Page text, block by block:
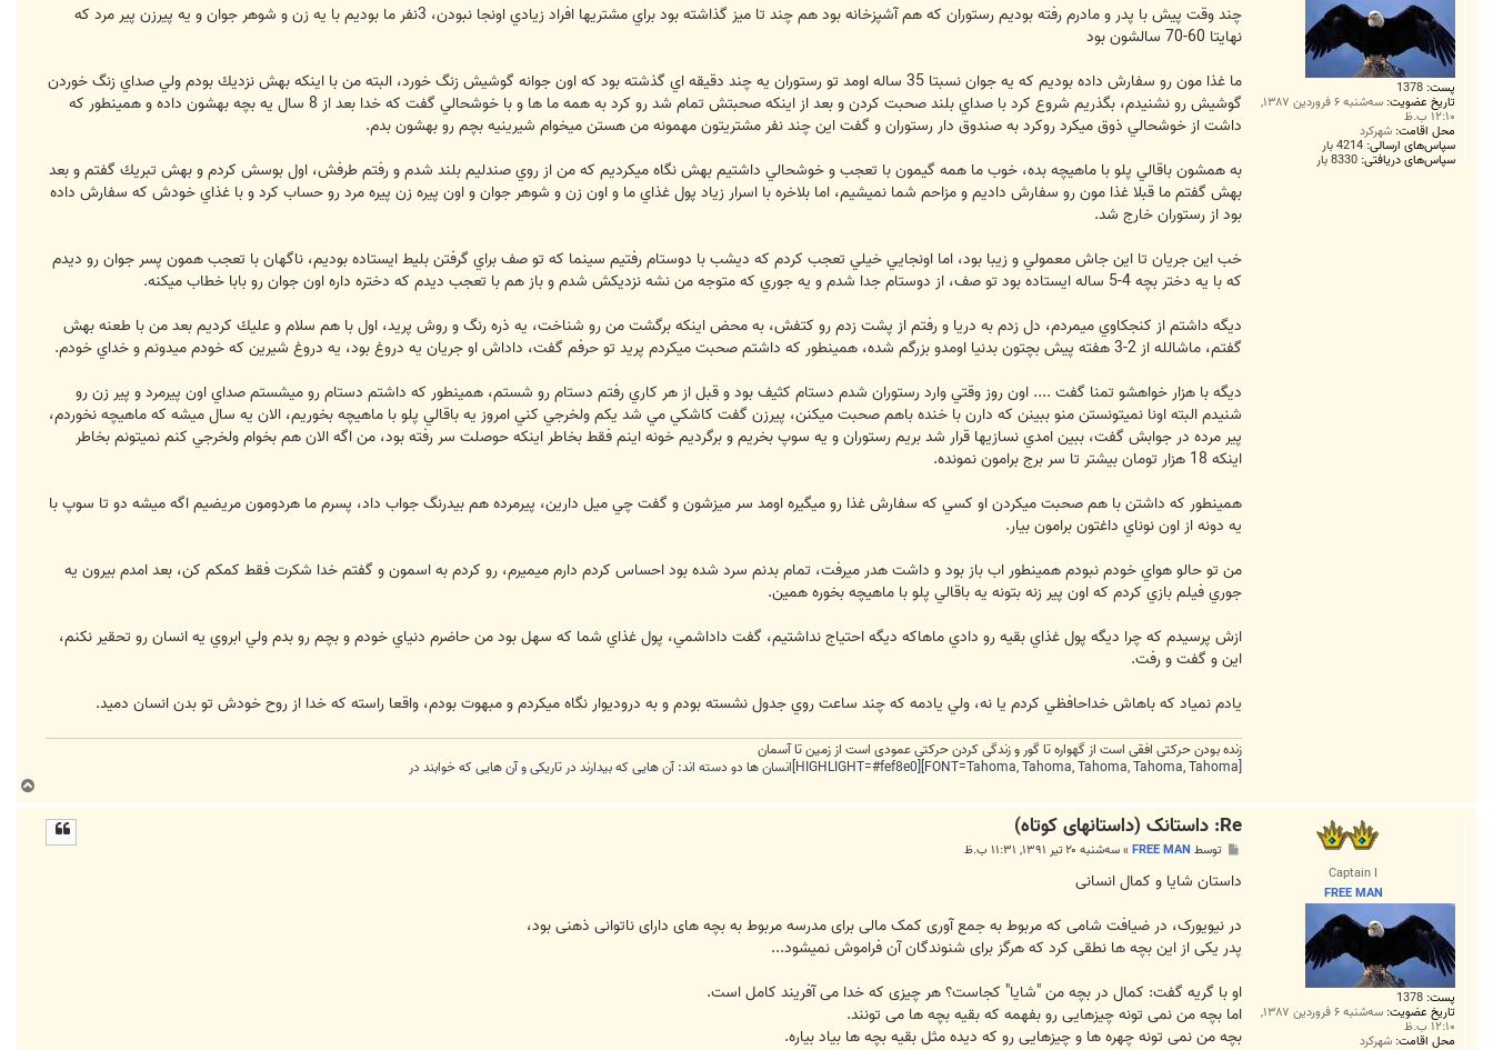
پست: 1378
تاریخ عضویت: سه‌شنبه ۶ فروردین ۱۳۸۷,
۱۲:۱۰ ب.ظ
محل اقامت: شهرکرد
سپاس‌های ارسالی: 4214 بار
سپاس‌های دریافتی: 8330 بار
چند وقت پيش با پدر و مادرم رفته بوديم رستوران كه هم آشپزخانه بود هم چند تا ميز گذاشته بود براي مشتريها افراد زيادي اونجا نبودن، 3نفر ما بوديم با يه زن و شوهر جوان و يه پيرزن پير مرد كه
نهايتا 60-70 سالشون بود
ما غذا مون رو سفارش داده بوديم كه يه جوان نسبتا 35 ساله اومد تو رستوران يه چند دقيقه اي گذشته بود كه اون جوانه گوشيش زنگ خورد، البته من با اينكه بهش نزديك بودم ولي صداي زنگ خوردن
گوشيش رو نشنيدم، بگذريم شروع كرد با صداي بلند صحبت كردن و بعد از اينكه صحبتش تمام شد رو كرد به همه ما ها و با خوشحالي گفت كه خدا بعد از 8 سال يه بچه بهشون داده و همينطور كه
داشت از خوشحالي ذوق ميكرد روكرد به صندوق دار رستوران و گفت اين چند نفر مشتريتون مهمونه من هستن ميخوام شيرينيه بچم رو بهشون بدم.
به همشون باقالي پلو با ماهيچه بده، خوب ما همه گيمون با تعجب و خوشحالي داشتيم بهش نگاه ميكرديم كه من از روي صندليم بلند شدم و رفتم طرفش، اول بوسش كردم و بهش تبريك گفتم و بعد
بهش گفتم ما قبلا غذا مون رو سفارش داديم و مزاحم شما نميشيم، اما بلاخره با اسرار زياد پول غذاي ما و اون زن و شوهر جوان و اون پيره زن پيره مرد رو حساب كرد و با غذاي خودش كه سفارش داده
بود از رستوران خارج شد.
خب اين جريان تا اين جاش معمولي و زيبا بود، اما اونجايي خيلي تعجب كردم كه ديشب با دوستام رفتيم سينما كه تو صف براي گرفتن بليط ايستاده بوديم، ناگهان با تعجب همون پسر جوان رو ديدم
كه با يه دختر بچه 4-5 ساله ايستاده بود تو صف، از دوستام جدا شدم و يه جوري كه متوجه من نشه نزديكش شدم و باز هم با تعجب ديدم كه دختره داره اون جوان رو بابا خطاب ميكنه.
ديگه داشتم از كنجكاوي ميمردم، دل زدم به دريا و رفتم از پشت زدم رو كتفش، به محض اينكه برگشت من رو شناخت، يه ذره رنگ و روش پريد، اول با هم سلام و عليك كرديم بعد من با طعنه بهش
گفتم، ماشالله از 2-3 هفته پيش بچتون بدنيا اومدو بزرگم شده، همينطور كه داشتم صحبت ميكردم پريد تو حرفم گفت، داداش او جريان يه دروغ بود، يه دروغ شيرين كه خودم ميدونم و خداي خودم.
ديگه با هزار خواهشو تمنا گفت .... اون روز وقتي وارد رستوران شدم دستام كثيف بود و قبل از هر كاري رفتم دستام رو شستم، همينطور كه داشتم دستام رو ميشستم صداي اون پيرمرد و پير زن رو
شنيدم البته اونا نميتونستن منو ببينن كه دارن با خنده باهم صحبت ميكنن، پيرزن گفت كاشكي مي شد يكم ولخرجي كني امروز يه باقالي پلو با ماهيچه بخوريم، الان يه سال ميشه كه ماهيچه نخوردم،
پير مرده در جوابش گفت، ببين امدي نسازيها قرار شد بريم رستوران و يه سوپ بخريم و برگرديم خونه اينم فقط بخاطر اينكه حوصلت سر رفته بود، من اگه الان هم بخوام ولخرجي كنم نميتونم بخاطر
اينكه 18 هزار تومان بيشتر تا سر برج برامون نمونده.
همينطور كه داشتن با هم صحبت ميكردن او كسي كه سفارش غذا رو ميگيره اومد سر ميزشون و گفت چي ميل دارين، پيرمرده هم بيدرنگ جواب داد، پسرم ما هردومون مريضيم اگه ميشه دو تا سوپ با
يه دونه از اون نوناي داغتون برامون بيار.
من تو حالو هواي خودم نبودم همينطور اب باز بود و داشت هدر ميرفت، تمام بدنم سرد شده بود احساس كردم دارم ميميرم، رو كردم به اسمون و گفتم خدا شكرت فقط كمكم كن، بعد امدم بيرون يه
جوري فيلم بازي كردم كه اون پير زنه بتونه يه باقالي پلو با ماهيچه بخوره همين.
ازش پرسيدم كه چرا ديگه پول غذاي بقيه رو دادي ماهاكه ديگه احتياج نداشتيم، گفت داداشمي، پول غذاي شما كه سهل بود من حاضرم دنياي خودم و بچم رو بدم ولي ابروي يه انسان رو تحقير نكنم،
اين و گفت و رفت.
يادم نمياد كه باهاش خداحافظي كردم يا نه، ولي يادمه كه چند ساعت روي جدول نشسته بودم و به دروديوار نگاه ميكردم و مبهوت بودم، واقعا راسته كه خدا از روح خودش تو بدن انسان دميد.
زنده بودن حرکتی افقی است از گهواره تا گور و زندگی کردن حرکتی عمودی است از زمین تا آسمان
[FONT=Tahoma, Tahoma, Tahoma, Tahoma, Tahoma][HIGHLIGHT=#fef8e0]انسان ها دو دسته اند: آن هایی که بیدارند در تاریکی و آن هایی که خوابند در
ا
Captain I
FREE MAN
پست: 1378
تاریخ عضویت: سه‌شنبه ۶ فروردین ۱۳۸۷,
۱۲:۱۰ ب.ظ
محل اقامت: شهرکرد
Re: داستانک (داستانهای کوتاه)
ت
توسط FREE MAN
»سه‌شنبه ۲۰ تیر ۱۳۹۱, ۱۱:۳۱ ب.ظ
داستان شایا و كمال انسانی
در نیویورک، در ضیافت شامی که مربوط به جمع آوری کمک مالی برای مدرسه مربوط به بچه های دارای ناتوانی ذهنی بود،
پدر یکی از این بچه ها نطقی کرد که هرگز برای شنوندگان آن فراموش نمیشود...
او با گریه گفت: کمال در بچه من "شایا" کجاست؟ هر چیزی که خدا می آفریند کامل است.
اما بچه من نمی تونه چیزهایی رو بفهمه که بقیه بچه ها می تونند.
بچه من نمی تونه چهره ها و چیزهایی رو که دیده مثل بقیه بچه ها بیاد بیاره.